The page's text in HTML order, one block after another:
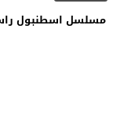
مسلسل اسطنبول